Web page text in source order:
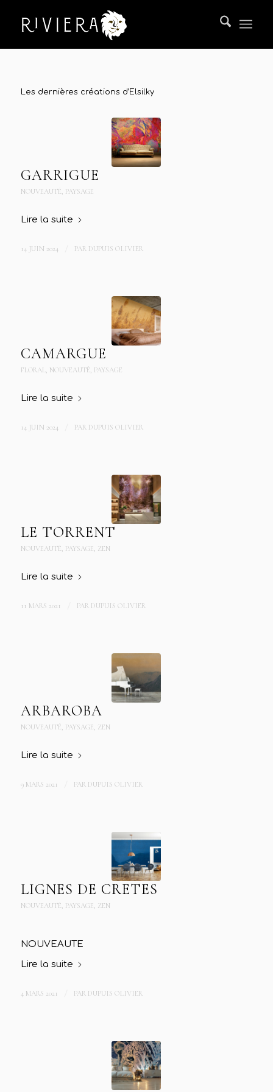
Les dernières créations d’Elsilky
GARRIGUE
NOUVEAUTÉ, PAYSAGE
Lire la suite
14 JUIN 2024 PAR DUPUIS OLIVIER
CAMARGUE
FLORAL, NOUVEAUTÉ, PAYSAGE
Lire la suite
14 JUIN 2024 PAR DUPUIS OLIVIER
LE TORRENT
NOUVEAUTÉ, PAYSAGE, ZEN
Lire la suite
11 MARS 2021 PAR DUPUIS OLIVIER
ARBAROBA
NOUVEAUTÉ, PAYSAGE, ZEN
Lire la suite
9 MARS 2021 PAR DUPUIS OLIVIER
LIGNES DE CRETES
NOUVEAUTÉ, PAYSAGE, ZEN
NOUVEAUTE
Lire la suite
4 MARS 2021 PAR DUPUIS OLIVIER